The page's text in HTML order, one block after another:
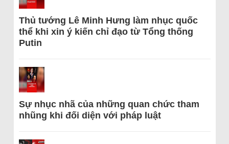
Thủ tướng Lê Minh Hưng làm nhục quốc
thể khi xin ý kiến chỉ đạo từ Tổng thống
Putin
Sự nhục nhã của những quan chức tham
nhũng khi đối diện với pháp luật